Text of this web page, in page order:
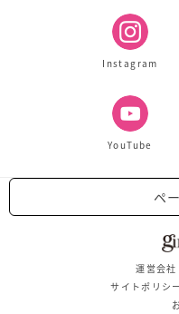
Instagram
YouTube
ペ
運営会社
サイトポリシー